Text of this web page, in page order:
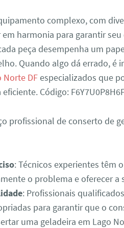
complexo, com
harmonia para garantir
peça desempenha um
Quando algo dá errado,
Norte DFespecializados que
Código:
profissional de conserto de
: Técnicos experientes têm
o problema e oferecer a
: Profissionais
para garantir que o
uma geladeira em Lago